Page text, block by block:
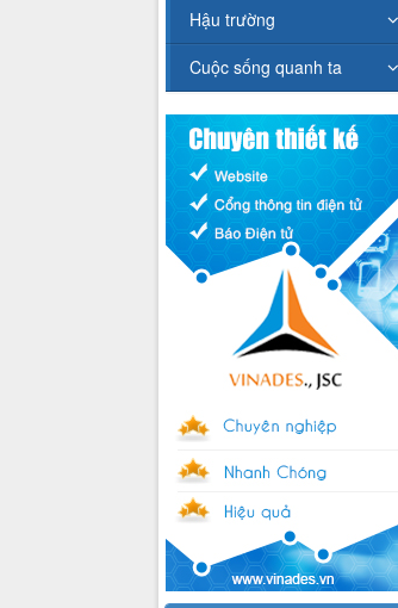
Hậu trường
Cuộc sống quanh ta